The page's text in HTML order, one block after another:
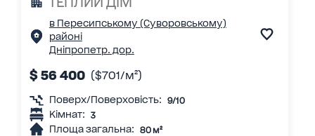
в Пересипському (Суворовському)
районі
Дніпропетр. дор.
$ 56 400 ($701/м²)
Поверх/Поверховість: 9/10
Кімнат: 3
Площа загальна: 80 м²